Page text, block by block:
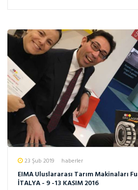
23 Şub 2019 haberler
EIMA Uluslararası Tarım Makinaları
İTALYA - 9 -13 KASIM 2016